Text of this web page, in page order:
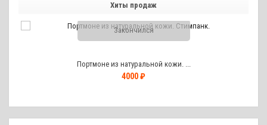
Хиты продаж
Закончился
Портмоне из натуральной кожи. ...
4000 ₽